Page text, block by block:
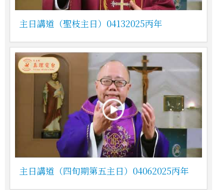
主日講道（聖枝主日）04132025丙年
主日講道（四旬期第五主日）04062025丙年